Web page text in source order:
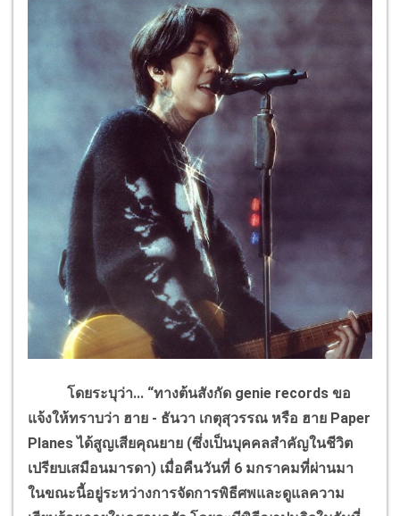
โดยระบุว่า... “ทางต้นสังกัด genie records ขอ
แจ้งให้ทราบว่า ฮาย - ธันวา เกตุสุวรรณ หรือ ฮาย Paper
Planesได้สูญเสียคุณยาย (ซึ่งเป็นบุคคลสำคัญในชีวิต
เปรียบเสมือนมารดา) เมื่อคืนวันที่ 6 มกราคมที่ผ่านมา
ในขณะนี้อยู่ระหว่างการจัดการพิธีศพและดูแลความ